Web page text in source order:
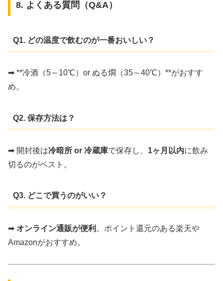
8. よくある質問（Q&A）
Q1. どの温度で飲むのが一番おいしい？
➡ **冷酒（5～10℃）or ぬる燗（35～40℃）**がおすす
め。
Q2. 保存方法は？
➡ 開封後は冷暗所 or 冷蔵庫で保存し、 1ヶ月以内に飲み
切るのがベスト。
Q3. どこで買うのがいい？
➡ オンライン通販が便利 。ポイント還元のある楽天や
Amazonがおすすめ。